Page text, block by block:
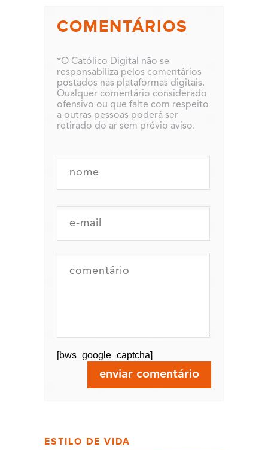
COMENTÁRIOS
*O Católico Digital não se
responsabiliza pelos comentários
postados nas plataformas digitais.
Qualquer comentário considerado
ofensivo ou que falte com respeito
a outras pessoas poderá ser
retirado do ar sem prévio aviso.
[bws_google_captcha]
ESTILO DE VIDA